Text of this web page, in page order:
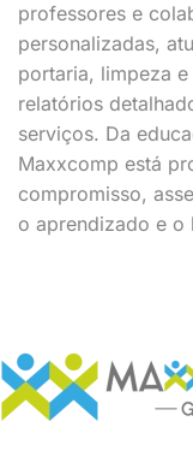
professores e
personalizadas,
portaria, limpeza e
relatórios
serviços. Da
Maxxcomp está
compromisso,
o aprendizado e o